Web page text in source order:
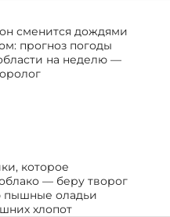
сменится дождями
прогноз погоды
на неделю —
которое
— беру творог
пышные оладьи
хлопот